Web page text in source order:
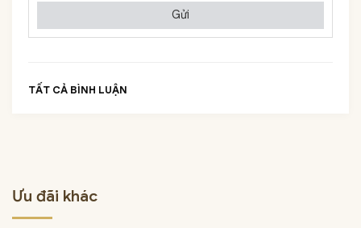
Gửi
TẤT CẢ BÌNH LUẬN
Ưu đãi khác